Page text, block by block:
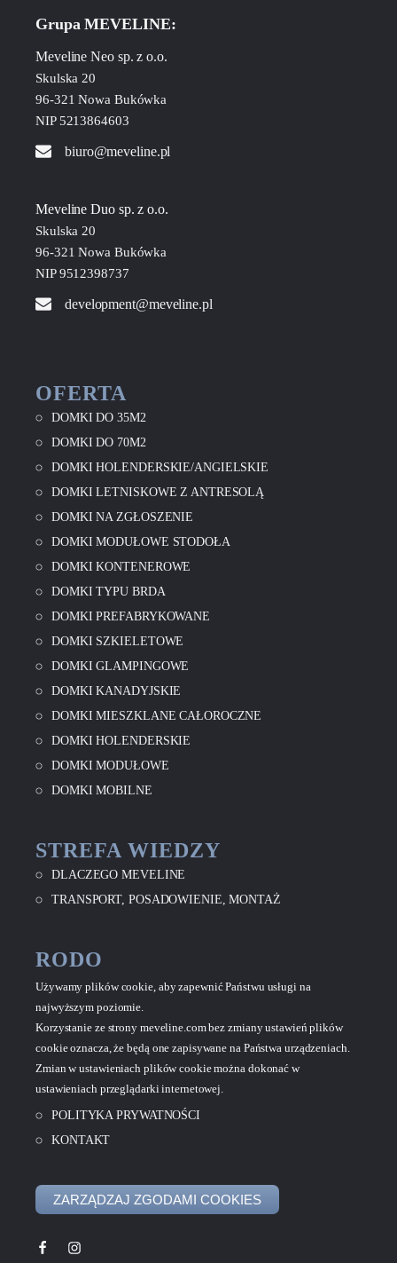
Grupa MEVELINE:
Meveline Neo sp. z o.o.
Skulska 20
96-321 Nowa Bukówka
NIP 5213864603
biuro@meveline.pl
Meveline Duo sp. z o.o.
Skulska 20
96-321 Nowa Bukówka
NIP 9512398737
development@meveline.pl
OFERTA
DOMKI DO 35M2
DOMKI DO 70M2
DOMKI HOLENDERSKIE/ANGIELSKIE
DOMKI LETNISKOWE Z ANTRESOLĄ
DOMKI NA ZGŁOSZENIE
DOMKI MODUŁOWE STODOŁA
DOMKI KONTENEROWE
DOMKI TYPU BRDA
DOMKI PREFABRYKOWANE
DOMKI SZKIELETOWE
DOMKI GLAMPINGOWE
DOMKI KANADYJSKIE
DOMKI MIESZKLANE CAŁOROCZNE
DOMKI HOLENDERSKIE
DOMKI MODUŁOWE
DOMKI MOBILNE
STREFA WIEDZY
DLACZEGO MEVELINE
TRANSPORT, POSADOWIENIE, MONTAŻ
RODO
Używamy plików cookie, aby zapewnić Państwu usługi na
najwyższym poziomie.
Korzystanie ze strony meveline.com bez zmiany ustawień plików
cookie oznacza, że będą one zapisywane na Państwa urządzeniach.
Zmian w ustawieniach plików cookie można dokonać w
ustawieniach przeglądarki internetowej.
POLITYKA PRYWATNOŚCI
KONTAKT
ZARZĄDZAJ ZGODAMI COOKIES